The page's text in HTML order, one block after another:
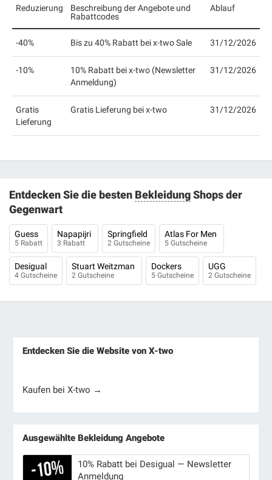
Reduzierung
Beschreibung der Angebote und
Rabattcodes
Ablauf
-40% Bis zu 40% Rabatt bei x-two Sale 31/12/2026
-10%
10% Rabatt bei x-two (Newsletter
Anmeldung)
31/12/2026
Gratis
Lieferung
Gratis Lieferung bei x-two 31/12/2026
Entdecken Sie die besten BekleidungShops der
Gegenwart
Guess
5 Rabatt
Napapijri
3 Rabatt
Springfield
2 Gutscheine
Atlas For Men
5 Gutscheine
Desigual
4 Gutscheine
Stuart Weitzman
2 Gutscheine
Dockers
5 Gutscheine
UGG
2 Gutscheine
Entdecken Sie die Website von X-two
Kaufen bei X-two →
Ausgewählte Bekleidung Angebote
10% Rabatt bei Desigual — Newsletter
Anmeldung